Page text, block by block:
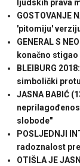
ljudskih prava
GOSTOVANJE
'pitomiju'
GENERAL S
konačno stigao
BLEIBURG
simbolički
JASNA BABIĆ
slobode"
POSLJEDNJI
radoznalost
OTIŠLA JE